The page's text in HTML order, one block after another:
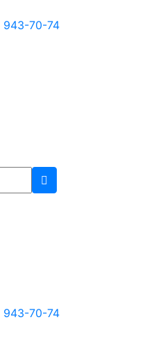
943-70-74
943-70-74